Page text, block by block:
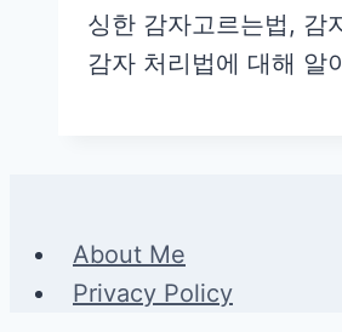
싱한 감자고르는법, 감
감자 처리법에 대해 알
About Me
Privacy Policy